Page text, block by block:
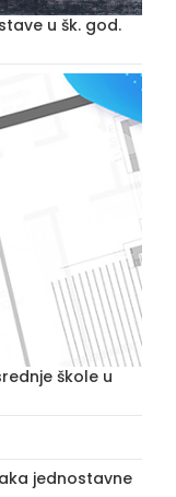
u šk. god.
škole u
jednostavne